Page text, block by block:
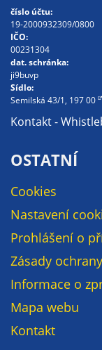
číslo účtu:
19-2000932309/0800
IČO:
00231304
dat. schránka:
ji9buvp
Sídlo:
Semilská 43/1, 197 00
Kontakt -
OSTATNÍ
Cookies
Nastavení
Prohlášení o
Zásady
Informace o
Mapa webu
Kontakt